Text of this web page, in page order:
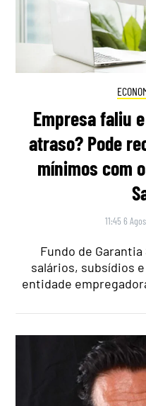
Empresa faliu
atraso? Pode
mínimos com
11:45 6
Fundo de
salários, subsídios
entidade